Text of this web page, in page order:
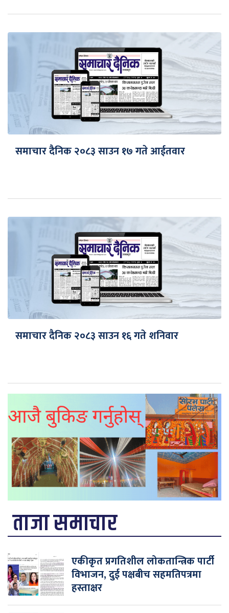
समाचार दैनिक २०८३ साउन १७ गते आईतवार
समाचार दैनिक २०८३ साउन १६ गते शनिवार
ताजा समाचार
एकीकृत प्रगतिशील लोकतान्त्रिक पार्टी
विभाजन, दुई पक्षबीच सहमतिपत्रमा
हस्ताक्षर